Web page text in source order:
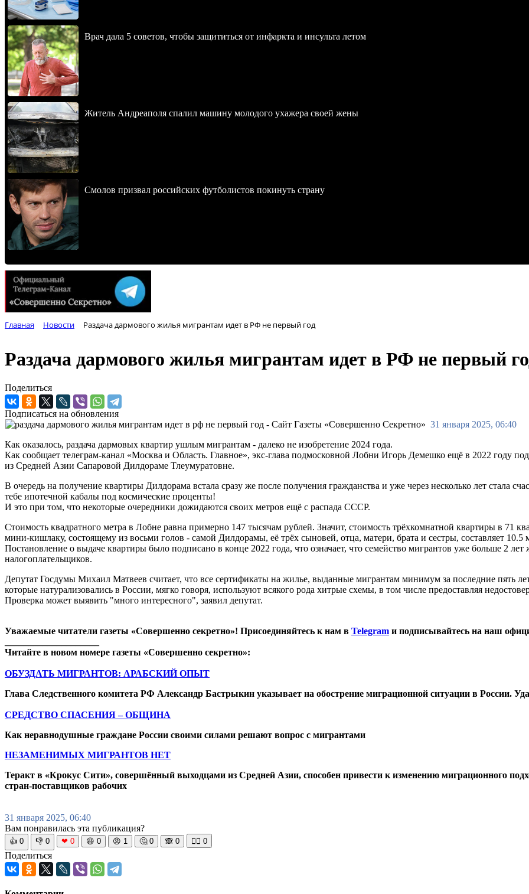
Врач дала 5 советов, чтобы защититься от инфаркта и инсульта летом
Житель Андреаполя спалил машину молодого ухажера своей жены
Смолов призвал российских футболистов покинуть страну
Главная Новости Раздача дармового жилья мигрантам идет в РФ не первый год
Раздача дармового жилья мигрантам идет в РФ не первый
Поделиться
Подписаться на обновления
31 января 2025, 06:40
Как оказалось, раздача дармовых квартир ушлым мигрантам - далеко не изобретение 2024 года.
Как сообщает телеграм-канал «Москва и Область. Главное», экс-глава подмосковной Лобни Игорь Демешко ещё в 2022 году
из Средней Азии Сапаровой Дилдораме Тлеумуратовне.
В очередь на получение квартиры Дилдорама встала сразу же после получения гражданства и уже через несколько лет стала
тебе ипотечной кабалы под космические проценты!
И это при том, что некоторые очередники дожидаются своих метров ещё с распада СССР.
Стоимость квадратного метра в Лобне равна примерно 147 тысячам рублей. Значит, стоимость трёхкомнатной квартиры в 71
мини-кишлаку, состоящему из восьми голов - самой Дилдорамы, её трёх сыновей, отца, матери, брата и сестры, составляет 10.5
Постановление о выдаче квартиры было подписано в конце 2022 года, что означает, что семейство мигрантов уже больше 2
налогоплательщиков.
Депутат Госдумы Михаил Матвеев считает, что все сертификаты на жилье, выданные мигрантам минимум за последние пять
которые натурализовались в России, мягко говоря, используют всякого рода хитрые схемы, в том числе предоставляя
Проверка может выявить "много интересного", заявил депутат.
Уважаемые читатели газеты «Совершенно секретно»! Присоединяйтесь к нам в Telegram и подписывайтесь на наш
Читайте в новом номере газеты «Совершенно секретно»:
ОБУЗДАТЬ МИГРАНТОВ: АРАБСКИЙ ОПЫТ
Глава Следственного комитета РФ Александр Бастрыкин указывает на обострение миграционной ситуации в России.
СРЕДСТВО СПАСЕНИЯ – ОБЩИНА
Как неравнодушные граждане России своими силами решают вопрос с мигрантами
НЕЗАМЕНИМЫХ МИГРАНТОВ НЕТ
Теракт в «Крокус Сити», совершённый выходцами из Средней Азии, способен привести к изменению миграционного
стран-поставщиков рабочих
31 января 2025, 06:40
Вам понравилась эта публикация?
👍 0 👎 0 ❤ 0 😆 0 😡 1 🤔 0 🙈 0 🧘‍♀️ 0
Поделиться